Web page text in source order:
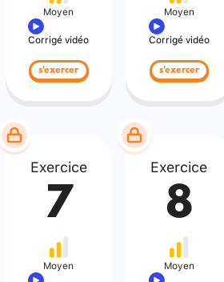
Moyen
Corrigé vidéo
s'exercer
Moyen
Corrigé vidéo
s'exercer
Exercice
7
Moyen
Exercice
8
Moyen